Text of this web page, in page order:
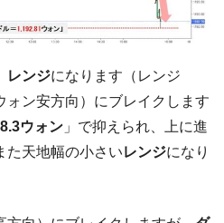
員が「丸刈りになって抗議活
鉄鋼輸出を異常増加させる ⇒ 中
。
半導体絶好調」のウラで他業
示す現況は決して良くない。
件】韓国消費者院が『クーパ
レンジになります（レンジ
ン安方向）にブレイクします
ウォン 」で抑えられ、上に進
た天地幅の小さいレンジになり